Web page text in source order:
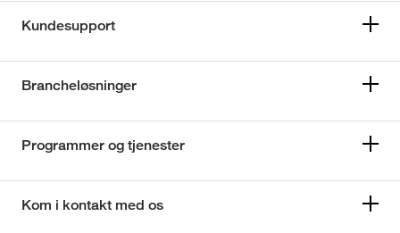
Kundesupport
Brancheløsninger
Programmer og tjenester
Kom i kontakt med os